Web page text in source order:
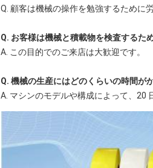
Q. 顧客は機械の操作を勉強するために
Q. お客様は機械と積載物を検査するた
A. この目的でのご来店は大歓迎です。
Q. 機械の生産にはどのくらいの時間が
A. マシンのモデルや構成によって、20